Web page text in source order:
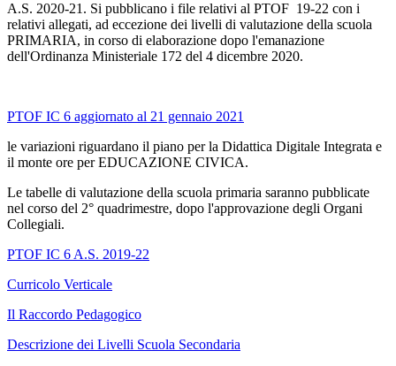
A.S. 2020-21. Si pubblicano i file relativi al PTOF 19-22 con i
relativi allegati, ad eccezione dei livelli di valutazione della scuola
PRIMARIA, in corso di elaborazione dopo l'emanazione
dell'Ordinanza Ministeriale 172 del 4 dicembre 2020.
PTOF IC 6 aggiornato al 21 gennaio 2021
le variazioni riguardano il piano per la Didattica Digitale Integrata e
il monte ore per EDUCAZIONE CIVICA.
Le tabelle di valutazione della scuola primaria saranno pubblicate
nel corso del 2° quadrimestre, dopo l'approvazione degli Organi
Collegiali.
PTOF IC 6 A.S. 2019-22
Curricolo Verticale
Il Raccordo Pedagogico
Descrizione dei Livelli Scuola Secondaria